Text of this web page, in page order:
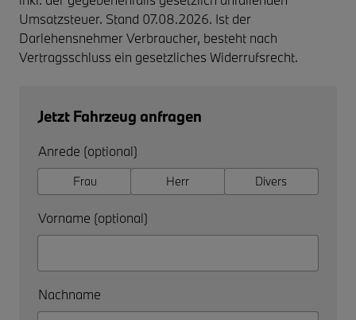
Umsatzsteuer. Stand 07.08.2026. Ist der
Darlehensnehmer Verbraucher, besteht nach
Vertragsschluss ein gesetzliches Widerrufsrecht.
Jetzt Fahrzeug anfragen
Anrede (optional)
Frau Herr Divers
Vorname (optional)
Nachname